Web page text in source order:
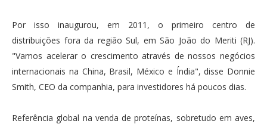
Por isso inaugurou, em 2011, o primeiro centro de
distribuições fora da região Sul, em São João do Meriti (RJ).
"Vamos acelerar o crescimento através de nossos negócios
internacionais na China, Brasil, México e Índia", disse Donnie
Smith, CEO da companhia, para investidores há poucos dias.
Referência global na venda de proteínas, sobretudo em aves,